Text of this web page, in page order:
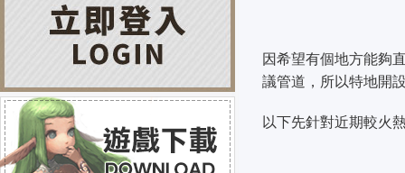
因希望有個地方能夠
議管道，所以特地開
以下先針對近期較火